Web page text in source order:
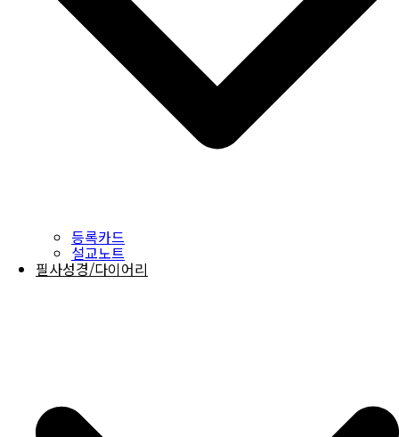
등록카드
설교노트
필사성경/다이어리